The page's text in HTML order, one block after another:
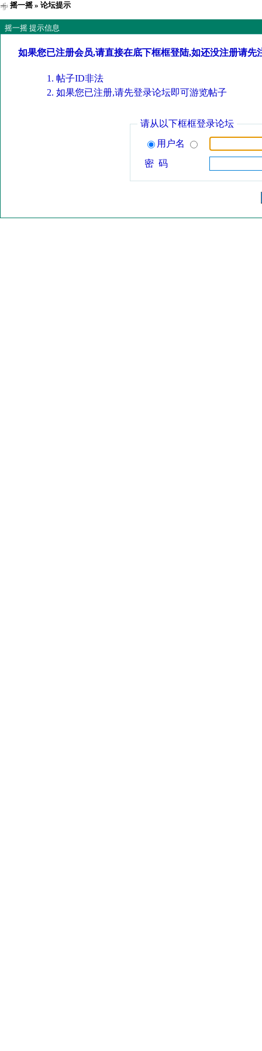
摇一摇» 论坛提示
摇一摇 提示信息
如果您已注册会员,请直接在底下框框登陆,如还没注册请先
帖子ID非法
如果您已注册,请先登录论坛即可游览帖子
请从以下框框登录论坛
用户名
密 码